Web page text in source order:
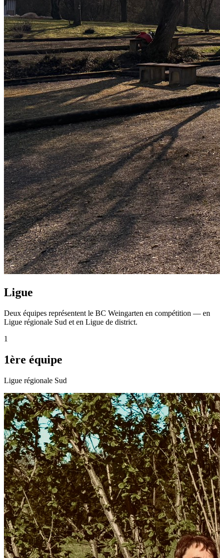
Ligue
Deux équipes représentent le BC Weingarten en compétition — en
Ligue régionale Sud et en Ligue de district.
1
1ère équipe
Ligue régionale Sud